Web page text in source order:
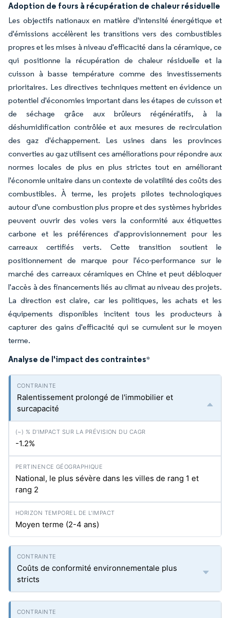
Adoption de fours à récupération de chaleur résiduelle
Les objectifs nationaux en matière d'intensité énergétique et
d'émissions accélèrent les transitions vers des combustibles
propres et les mises à niveau d'efficacité dans la céramique, ce
qui positionne la récupération de chaleur résiduelle et la
cuisson à basse température comme des investissements
prioritaires. Les directives techniques mettent en évidence un
potentiel d'économies important dans les étapes de cuisson et
de séchage grâce aux brûleurs régénératifs, à la
déshumidification contrôlée et aux mesures de recirculation
des gaz d'échappement. Les usines dans les provinces
converties au gaz utilisent ces améliorations pour répondre aux
normes locales de plus en plus strictes tout en améliorant
l'économie unitaire dans un contexte de volatilité des coûts des
combustibles. À terme, les projets pilotes technologiques
autour d'une combustion plus propre et des systèmes hybrides
peuvent ouvrir des voies vers la conformité aux étiquettes
carbone et les préférences d'approvisionnement pour les
carreaux certifiés verts. Cette transition soutient le
positionnement de marque pour l'éco-performance sur le
marché des carreaux céramiques en Chine et peut débloquer
l'accès à des financements liés au climat au niveau des projets.
La direction est claire, car les politiques, les achats et les
équipements disponibles incitent tous les producteurs à
capturer des gains d'efficacité qui se cumulent sur le moyen
terme.
Analyse de l'impact des contraintes*
Ralentissement prolongé de l'immobilier et
surcapacité
-1.2%
National, le plus sévère dans les villes de rang 1 et
rang 2
Moyen terme (2-4 ans)
Coûts de conformité environnementale plus
stricts